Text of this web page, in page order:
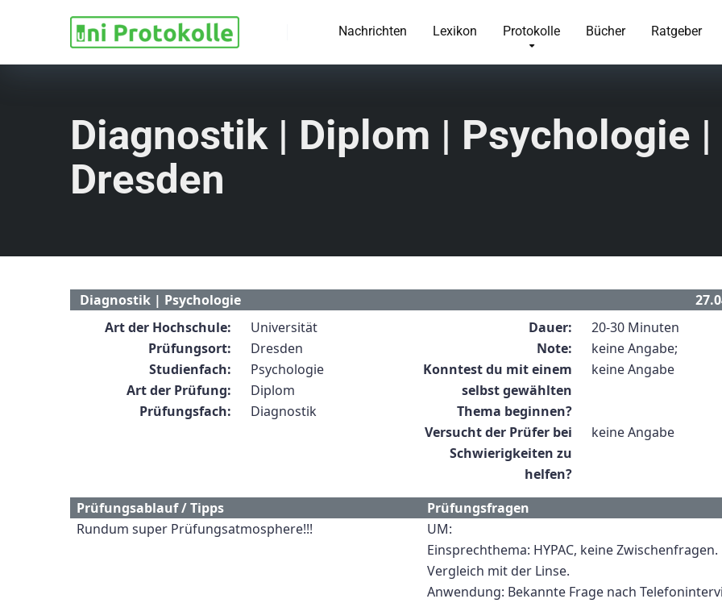
Nachrichten Lexikon Protokolle Bücher Ratgeber
Diagnostik | Diplom | Psychologie
Dresden
Diagnostik | Psychologie
Art der Hochschule:
Universität
Prüfungsort:
Dresden
Studienfach:
Psychologie
Art der Prüfung:
Diplom
Prüfungsfach:
Diagnostik
Dauer:
20-30 Minuten
Note:
keine Angabe;
Konntest du mit einem
selbst gewählten
Thema beginnen?
keine Angabe
Versucht der Prüfer bei
Schwierigkeiten zu
helfen?
keine Angabe
Prüfungsablauf / Tipps
Rundum super Prüfungsatmosphere!!!
Prüfungsfragen
UM:
Einsprechthema: HYPAC, keine Zwischenfragen.
Vergleich mit der Linse.
Anwendung: Bekannte Frage nach